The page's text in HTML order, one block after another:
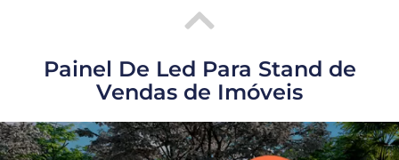
Painel De Led Para Stand de
Vendas de Imóveis